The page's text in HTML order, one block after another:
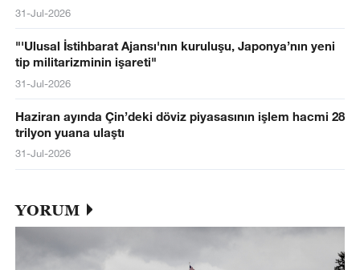
31-Jul-2026
"'Ulusal İstihbarat Ajansı'nın kuruluşu, Japonya’nın yeni
tip militarizminin işareti"
31-Jul-2026
Haziran ayında Çin’deki döviz piyasasının işlem hacmi 28
trilyon yuana ulaştı
31-Jul-2026
YORUM